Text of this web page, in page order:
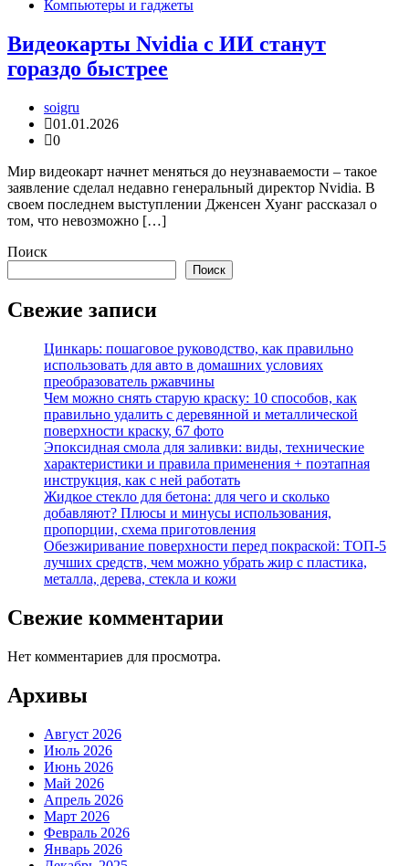
Компьютеры и гаджеты
Видеокарты Nvidia с ИИ станут
гораздо быстрее
soigru
01.01.2026
0
Мир видеокарт начнет меняться до неузнаваемости – такое
заявление сделал недавно генеральный директор Nvidia. В
своем последнем выступлении Дженсен Хуанг рассказал о
том, что невозможно […]
Поиск
Поиск
Свежие записи
Цинкарь: пошаговое руководство, как правильно
использовать для авто в домашних условиях
преобразователь ржавчины
Чем можно снять старую краску: 10 способов, как
правильно удалить с деревянной и металлической
поверхности краску, 67 фото
Эпоксидная смола для заливки: виды, технические
характеристики и правила применения + поэтапная
инструкция, как с ней работать
Жидкое стекло для бетона: для чего и сколько
добавляют? Плюсы и минусы использования,
пропорции, схема приготовления
Обезжиривание поверхности перед покраской: ТОП-5
лучших средств, чем можно убрать жир с пластика,
металла, дерева, стекла и кожи
Свежие комментарии
Нет комментариев для просмотра.
Архивы
Август 2026
Июль 2026
Июнь 2026
Май 2026
Апрель 2026
Март 2026
Февраль 2026
Январь 2026